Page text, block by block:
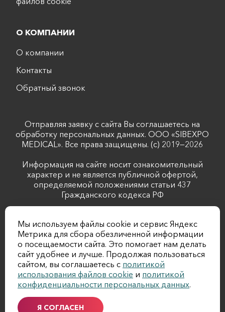
О КОМПАНИИ
О компании
Контакты
Обратный звонок
Отправляя заявку с сайта Вы соглашаетесь на
обработку персональных данных. ООО «SIBEXPO
MEDICAL». Все права защищены. (с) 2019—2026
Информация на сайте носит ознакомительный
характер и не является публичной офертой,
определяемой положениями статьи 437
Гражданского кодекса РФ
комитетом по лицензированию Томской области от
20.02.2019
Имеется согласие субъектов персональных данных, чьи сведения
размещены на сайте, на обработку персональных данных
неограниченным кругом лиц. Основание: ст. 10 Закона РФ от
07.02.1992 N2300-1, пп. Д п.17 Правил предоставления медицинскими
организациями платных медицинских услуг (Постановление
Правительства РФ от 11.05.2023 N736).
Мы используем файлы cookie и сервис Яндекс
Метрика для сбора обезличенной информации
о посещаемости сайта. Это помогает нам делать
сайт удобнее и лучше. Продолжая пользоваться
сайтом, вы соглашаетесь с политикой
использования файлов cookie и политикой
конфиденциальности персональных данных.
Я СОГЛАСЕН